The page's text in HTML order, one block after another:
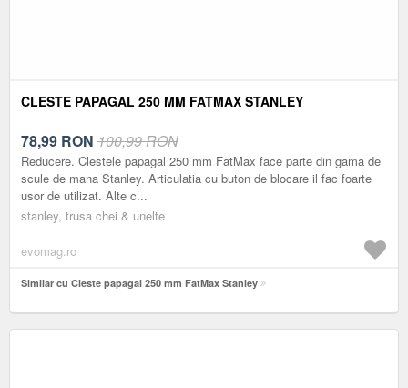
CLESTE PAPAGAL 250 MM FATMAX STANLEY
78,99 RON 100,99 RON
Reducere. Clestele papagal 250 mm FatMax face parte din gama de
scule de mana Stanley. Articulatia cu buton de blocare il fac foarte
usor de utilizat. Alte c...
stanley, trusa chei & unelte
evomag.ro
Similar cu Cleste papagal 250 mm FatMax Stanley